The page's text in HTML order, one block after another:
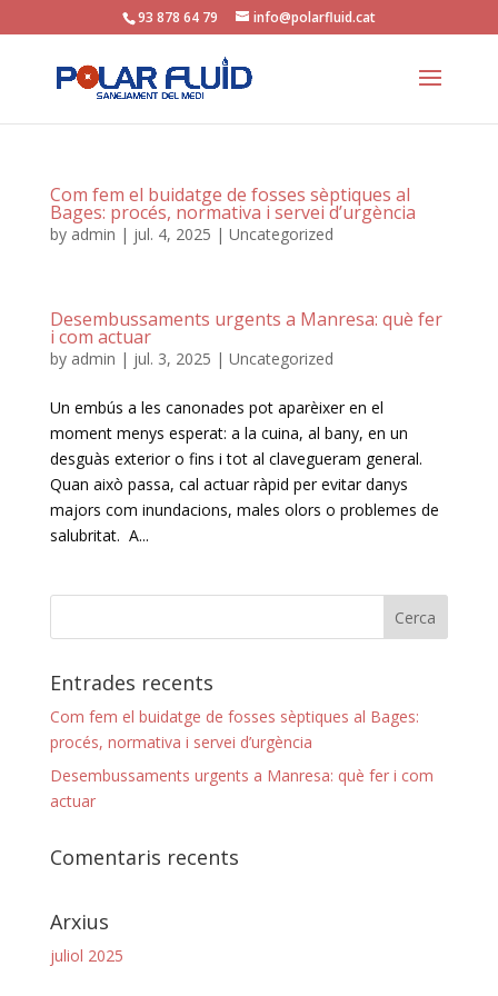
93 878 64 79 info@polarfluid.cat
Com fem el buidatge de fosses sèptiques al
Bages: procés, normativa i servei d’urgència
by admin | jul. 4, 2025 | Uncategorized
Desembussaments urgents a Manresa: què fer
i com actuar
by admin | jul. 3, 2025 | Uncategorized
Un embús a les canonades pot aparèixer en el
moment menys esperat: a la cuina, al bany, en un
desguàs exterior o fins i tot al clavegueram general.
Quan això passa, cal actuar ràpid per evitar danys
majors com inundacions, males olors o problemes de
salubritat. A...
Entrades recents
Com fem el buidatge de fosses sèptiques al Bages:
procés, normativa i servei d’urgència
Desembussaments urgents a Manresa: què fer i com
actuar
Comentaris recents
Arxius
juliol 2025